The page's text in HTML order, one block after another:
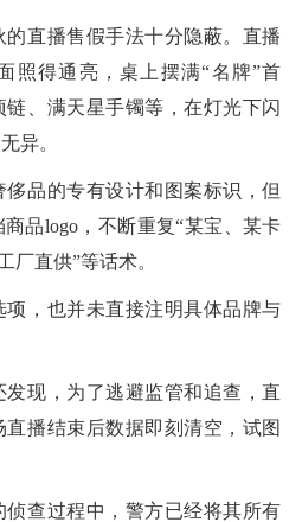
直播售假手法十分隐蔽。直播
照得通亮，桌上摆满“名牌”首
、满天星手镯等，在灯光下闪
异。
品的专有设计和图案标识，但
品logo，不断重复“某宝、某卡
厂直供”等话术。
，也并未直接注明具体品牌与
现，为了逃避监管和追查，直
播结束后数据即刻清空，试图
查过程中，警方已经将其所有